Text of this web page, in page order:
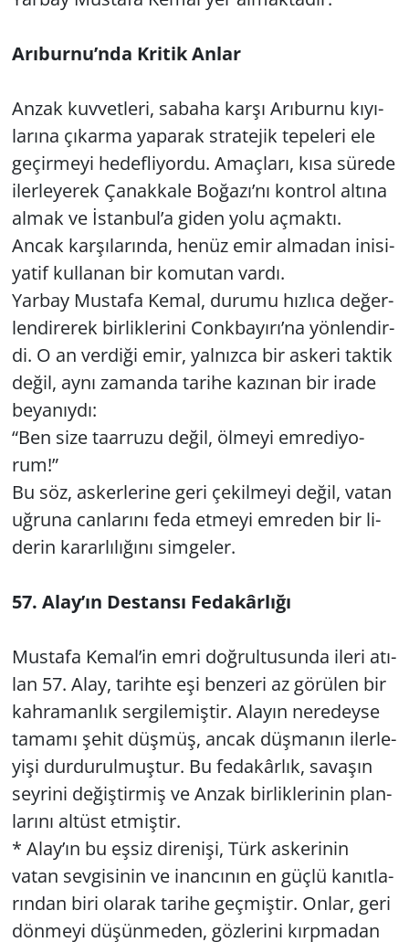
Arı­bur­nu’nda Kri­tik Anlar
Anzak kuv­vet­le­ri, sa­ba­ha karşı Arı­bur­nu kı­yı­
la­rı­na çı­kar­ma ya­pa­rak st­ra­te­jik te­pe­le­ri ele
ge­çir­me­yi he­def­li­yor­du. Amaç­la­rı, kısa sü­re­de
iler­le­ye­rek Ça­nak­ka­le Bo­ğa­zı’nı kont­rol al­tı­na
almak ve İstan­bul’a giden yolu aç­mak­tı.
Ancak kar­şı­la­rın­da, henüz emir al­ma­dan ini­si­
ya­tif kul­la­nan bir ko­mu­tan vardı.
Yar­bay Mus­ta­fa Kemal, du­ru­mu hız­lı­ca de­ğer­
len­di­re­rek bir­lik­le­ri­ni Conk­ba­yı­rı’na yön­len­dir­
di. O an ver­di­ği emir, yal­nız­ca bir as­ke­ri tak­tik
değil, aynı za­man­da ta­ri­he ka­zı­nan bir irade
be­ya­nıy­dı:
“Ben size ta­ar­ru­zu değil, öl­me­yi em­re­di­yo­
rum!”
Bu söz, as­ker­le­ri­ne geri çe­kil­me­yi değil, vatan
uğ­ru­na can­la­rı­nı feda et­me­yi em­re­den bir li­
de­rin ka­rar­lı­lı­ğı­nı sim­ge­ler.
57. Alay’ın Des­tan­sı Fe­da­kâr­lı­ğı
Mus­ta­fa Kemal’in emri doğ­rul­tu­sun­da ileri atı­
lan 57. Alay, ta­rih­te eşi ben­ze­ri az gö­rü­len bir
kah­ra­man­lık ser­gi­le­miş­tir. Ala­yın ne­re­dey­se
ta­ma­mı şehit düş­müş, ancak düş­ma­nın iler­le­
yi­şi dur­du­rul­muş­tur. Bu fe­da­kâr­lık, sa­va­şın
sey­ri­ni de­ğiş­tir­miş ve Anzak bir­lik­le­ri­nin plan­
la­rı­nı al­tüst et­miş­tir.
* Alay’ın bu eşsiz di­re­ni­şi, Türk as­ke­ri­nin
vatan sev­gi­si­nin ve inan­cı­nın en güçlü ka­nıt­la­
rın­dan biri ola­rak ta­ri­he geç­miş­tir. Onlar, geri
dön­me­yi dü­şün­me­den, göz­le­ri­ni kırp­ma­dan